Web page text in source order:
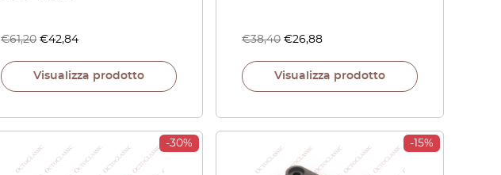
€61,20 €42,84
Visualizza prodotto
€38,40 €26,88
Visualizza prodotto
-30% -15%